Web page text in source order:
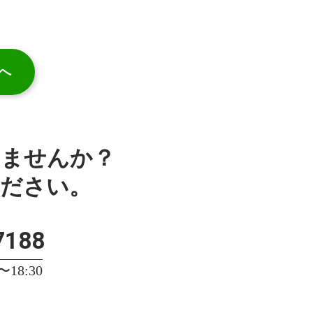
せんか？
さい。
18:30